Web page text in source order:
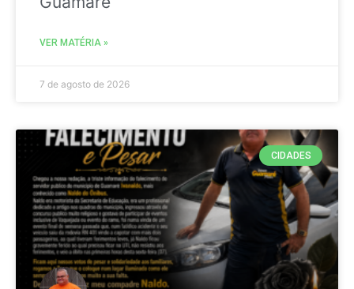
VER MATÉRIA »
7 de agosto de 2026
CIDADES